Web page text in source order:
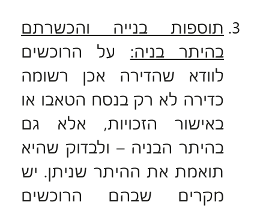
תוספות בנייה והכשרתם
בהיתר בניה: על הרוכשים
לוודא שהדירה אכן רשומה
כדירה לא רק בנסח הטאבו או
באישור הזכויות, אלא גם
בהיתר הבניה – ולבדוק שהיא
תואמת את ההיתר שניתן. יש
מקרים שבהם הרוכשים